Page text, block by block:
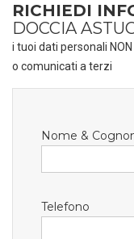
RICHIEDI
DOCCIA
i tuoi dati personali
o comunicati a terzi
Nome &
Telefono